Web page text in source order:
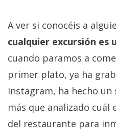
A ver si conocéis a
cualquier excursión es
cuando paramos a
primer plato, ya ha
Instagram, ha hecho
más que analizado cuál
del restaurante para